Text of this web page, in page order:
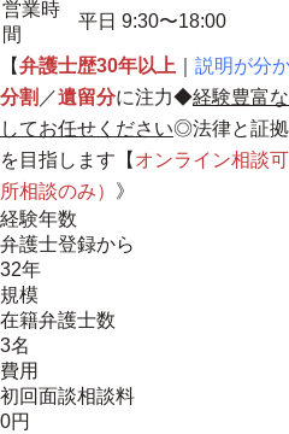
営業時
間
平日 9:30〜18:00
【弁護士歴30年以上 説明が分
分割 ／遺留分に注力◆経験豊富
してお任せください◎法律と証拠
を目指します【 オンライン相談可
所相談のみ） 》
経験年数
弁護士登録から
32年
規模
在籍弁護士数
3名
費用
初回面談相談料
0円